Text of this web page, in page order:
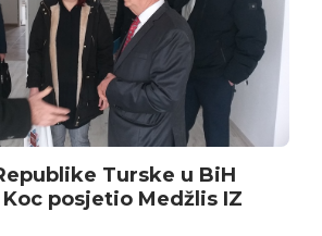
Turske u BiH
Koc posjetio Medžlis IZ